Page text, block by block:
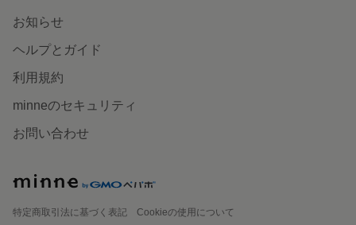
お知らせ
ヘルプとガイド
利用規約
minneのセキュリティ
お問い合わせ
特定商取引法に基づく表記
Cookieの使用について